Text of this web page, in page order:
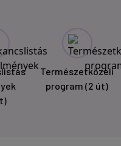
Természetközeli
program (2 út)